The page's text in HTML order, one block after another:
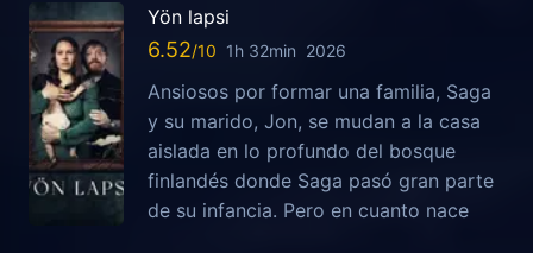
Yön lapsi
6.52 1h 32min 2026
Ansiosos por formar una familia, Saga
y su marido, Jon, se mudan a la casa
aislada en lo profundo del bosque
finlandés donde Saga pasó gran parte
de su infancia. Pero en cuanto nace